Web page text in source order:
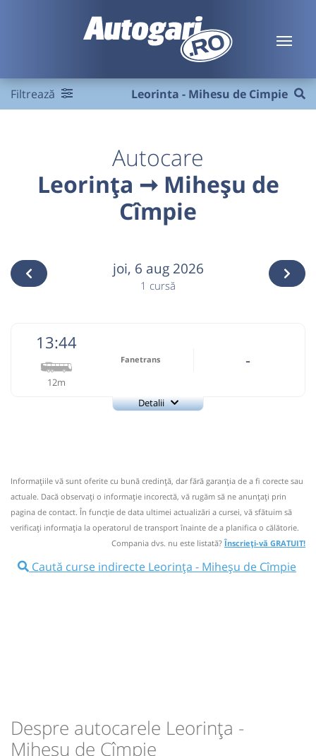
Filtrează Leorinta - Mihesu de Cimpie
Autocare
Leorința ➞ Miheșu de
Cîmpie
joi, 6 aug 2026
1 cursă
13:44
12m
Fanetrans -
Detalii
Info: +4-0745-145.848;+4-0744-639.252
Nu a circulat?Semnalați aici (12 comentarii)
NOU!Pune poze din călătoria ta⤣
13:44 Leorința Ramificatie
Informaţiile vă sunt oferite cu bună credinţă, dar fără garanţia de a fi corecte sau
actuale. Dacă observați o informaţie incorectă, vă rugăm să ne anunțați prin
pagina de contact. În funcție de data ultimei actualizări a cursei, vă sfătuim să
verificaţi informaţia la operatorul de transport înainte de a planifica o călătorie.
Compania dvs. nu este listată?Înscrieți-vă GRATUIT!
Caută curse indirecte Leorința - Miheșu de Cîmpie
Despre autocarele Leorința -
Miheșu de Cîmpie